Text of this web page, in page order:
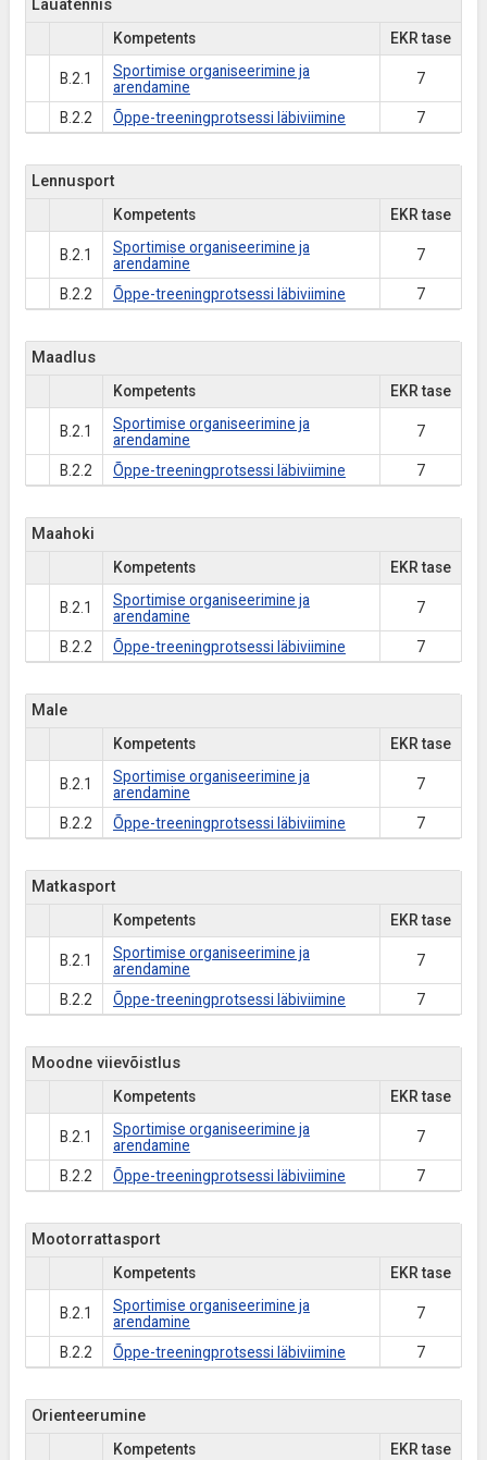
Lauatennis
Kompetents EKR tase
B.2.1
Sportimise organiseerimine ja
arendamine
7
B.2.2 Õppe-treeningprotsessi läbiviimine 7
Lennusport
Kompetents EKR tase
B.2.1
Sportimise organiseerimine ja
arendamine
7
B.2.2 Õppe-treeningprotsessi läbiviimine 7
Maadlus
Kompetents EKR tase
B.2.1
Sportimise organiseerimine ja
arendamine
7
B.2.2 Õppe-treeningprotsessi läbiviimine 7
Maahoki
Kompetents EKR tase
B.2.1
Sportimise organiseerimine ja
arendamine
7
B.2.2 Õppe-treeningprotsessi läbiviimine 7
Male
Kompetents EKR tase
B.2.1
Sportimise organiseerimine ja
arendamine
7
B.2.2 Õppe-treeningprotsessi läbiviimine 7
Matkasport
Kompetents EKR tase
B.2.1
Sportimise organiseerimine ja
arendamine
7
B.2.2 Õppe-treeningprotsessi läbiviimine 7
Moodne viievõistlus
Kompetents EKR tase
B.2.1
Sportimise organiseerimine ja
arendamine
7
B.2.2 Õppe-treeningprotsessi läbiviimine 7
Mootorrattasport
Kompetents EKR tase
B.2.1
Sportimise organiseerimine ja
arendamine
7
B.2.2 Õppe-treeningprotsessi läbiviimine 7
Orienteerumine
Kompetents EKR tase